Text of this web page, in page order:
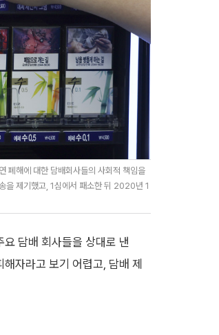
폐해에 대한 담배회사들의 사회적 책임을
을 제기했고, 1심에서 패소한 뒤 2020년 1
담배 회사들을 상대로 낸
자라고 보기 어렵고, 담배 제